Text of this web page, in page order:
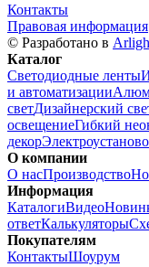
Контакты
Правовая информация
© Разработано в
Каталог
Светодиодные ленты
и автоматизации
светДизайнерский
освещениеГибкий
декор
О компании
О насПроизводство
Информация
КаталогиВидео
ответКалькуляторы
Покупателям
КонтактыШоурум